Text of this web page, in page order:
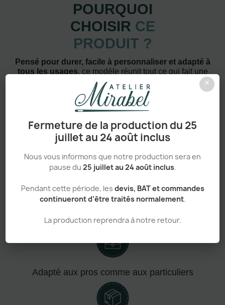
×
Fermeture de la production du 25
juillet au 24 août inclus
Nous vous informons que notre production sera en
pause du 25 juillet au 24 août inclus.
Pendant cette période, les devis, BAT et commandes
continueront d’être traités normalement.
La production reprendra à notre retour.
POURQUOI
CHOISIR CE
PRODUIT ?
Pensé pour durer, facile à personnaliser et adapté à
tous les usages, ce modèle réunit tout ce qui fait une
pièce vraiment incontournable.
Confort absolu & durabilité renforcée
Personnalisation haut de gamme
Adapté aux pros comme aux particuliers